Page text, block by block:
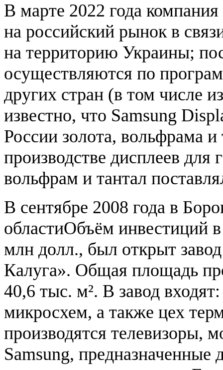
В марте 2022 года
на российский рынок в
на территорию Украины;
осуществляются по
других стран (в том числе
известно, что Samsung
России золота, вольфрама
производстве дисплеев для
вольфрам и тантал
В сентябре 2008 года в
областиОбъём инвестиций
млн долл., был открыт
Калуга». Общая площадь
40,6 тыс. м². В завод
микросхем, а также цех
производятся телевизоры,
Samsung,